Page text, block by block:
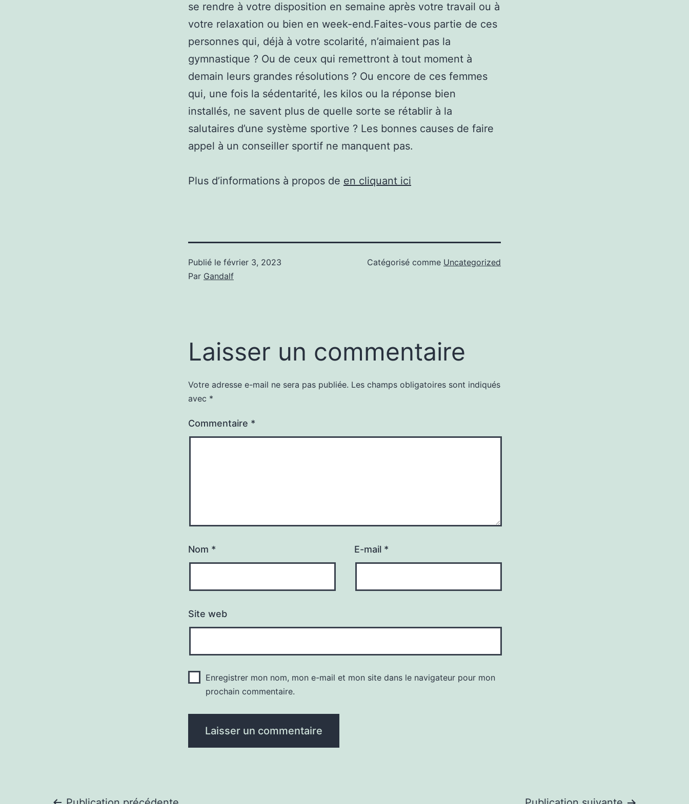
se rendre à votre disposition en semaine après votre travail ou à
votre relaxation ou bien en week-end.Faites-vous partie de ces
personnes qui, déjà à votre scolarité, n’aimaient pas la
gymnastique ? Ou de ceux qui remettront à tout moment à
demain leurs grandes résolutions ? Ou encore de ces femmes
qui, une fois la sédentarité, les kilos ou la réponse bien
installés, ne savent plus de quelle sorte se rétablir à la
salutaires d’une système sportive ? Les bonnes causes de faire
appel à un conseiller sportif ne manquent pas.
Plus d’informations à propos de en cliquant ici
Publié le février 3, 2023
Par Gandalf
Catégorisé comme Uncategorized
Laisser un commentaire
Votre adresse e-mail ne sera pas publiée. Les champs obligatoires sont indiqués
avec *
Commentaire *
Nom * E-mail *
Site web
Enregistrer mon nom, mon e-mail et mon site dans le navigateur pour mon
prochain commentaire.